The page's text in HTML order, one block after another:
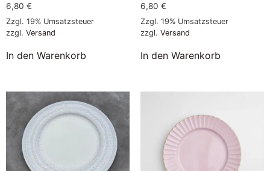
6,80 €
Zzgl. 19% Umsatzsteuer
zzgl. Versand
In den Warenkorb
6,80 €
Zzgl. 19% Umsatzsteuer
zzgl. Versand
In den Warenkorb